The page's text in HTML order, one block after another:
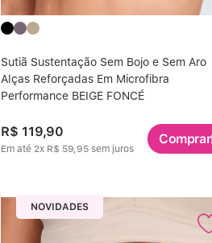
Sutiã Sustentação Sem Bojo e Sem Aro
Alças Reforçadas Em Microfibra
Performance BEIGE FONCÉ
R$ 119,90
Em até 2x R$ 59,95 sem juros
Comprar
NOVIDADES